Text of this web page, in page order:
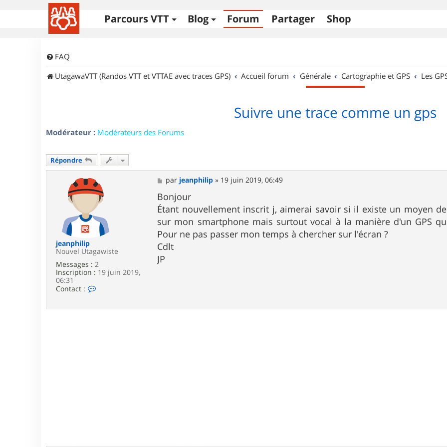
Parcours VTT Blog Forum Partager Shop
FAQ
UtagawaVTT (Randos VTT et VTTAE avec traces GPS)
Accueil forum Générale Cartographie et GPS Les
Suivre une trace comme un gps
Modérateur : Modérateurs des Forums
Répondre
jeanphilip
Nouvel Utagawiste
Messages : 2
Inscription : 19 juin 2019,
06:31
Contact :
t
M
e
s
s
a
g
e
par jeanphilip » 19 juin 2019, 06:49
Bonjour
Étant nouvellement inscrit j, aimerai savoir si il existe un moyen
sur mon smartphone mais surtout vocal à la manière d'un GPS
Pour ne pas passer mon temps à chercher sur l'écran ?
Cdlt
JP